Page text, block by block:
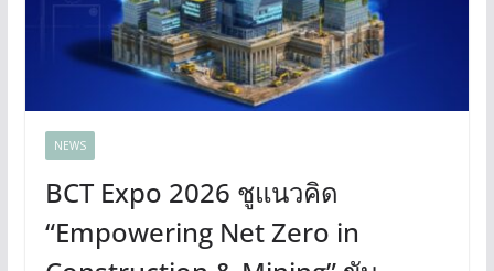
NEWS
BCT Expo 2026 ชูแนวคิด
“Empowering Net Zero in